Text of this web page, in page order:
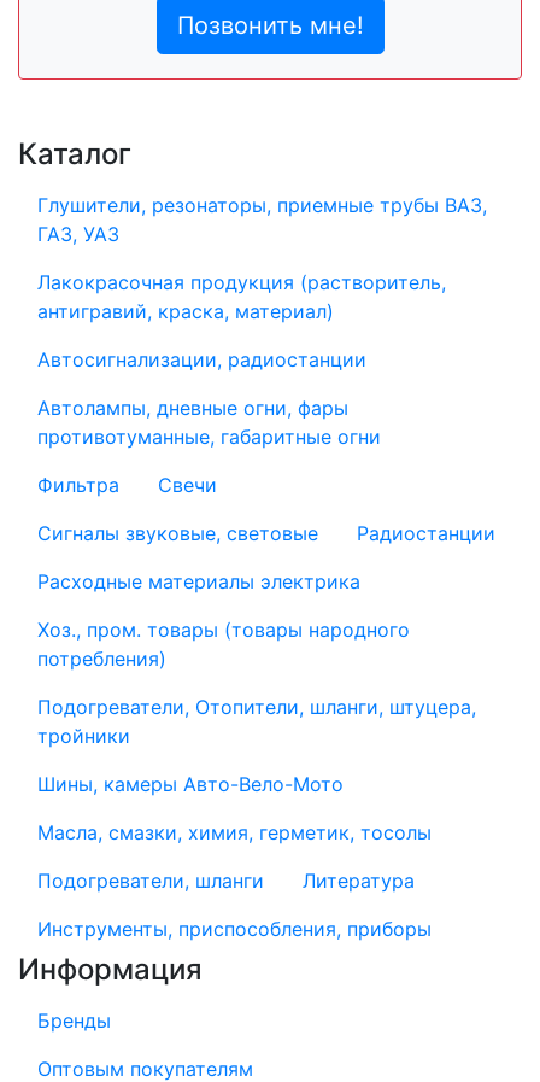
Позвонить мне!
Каталог
Глушители, резонаторы, приемные трубы ВАЗ,
ГАЗ, УАЗ
Лакокрасочная продукция (растворитель,
антигравий, краска, материал)
Автосигнализации, радиостанции
Автолампы, дневные огни, фары
противотуманные, габаритные огни
Фильтра
Свечи
Сигналы звуковые, световые
Радиостанции
Расходные материалы электрика
Хоз., пром. товары (товары народного
потребления)
Подогреватели, Отопители, шланги, штуцера,
тройники
Шины, камеры Авто-Вело-Мото
Масла, смазки, химия, герметик, тосолы
Подогреватели, шланги
Литература
Инструменты, приспособления, приборы
Информация
Бренды
Оптовым покупателям